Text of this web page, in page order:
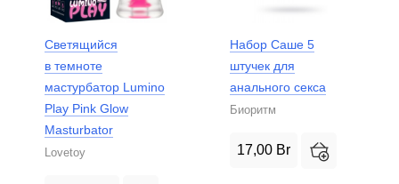
Светящийся
в темноте
мастурбатор Lumino
Play Pink Glow
Masturbator
Lovetoy
Набор Саше 5
штучек для
анального секса
Биоритм
17,00 Br